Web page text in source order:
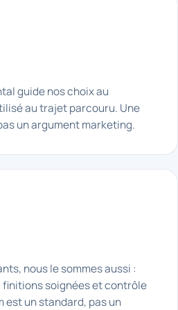
guide nos choix au
au trajet parcouru. Une
un argument marketing.
nous le sommes aussi :
soignées et contrôle
est un standard, pas un